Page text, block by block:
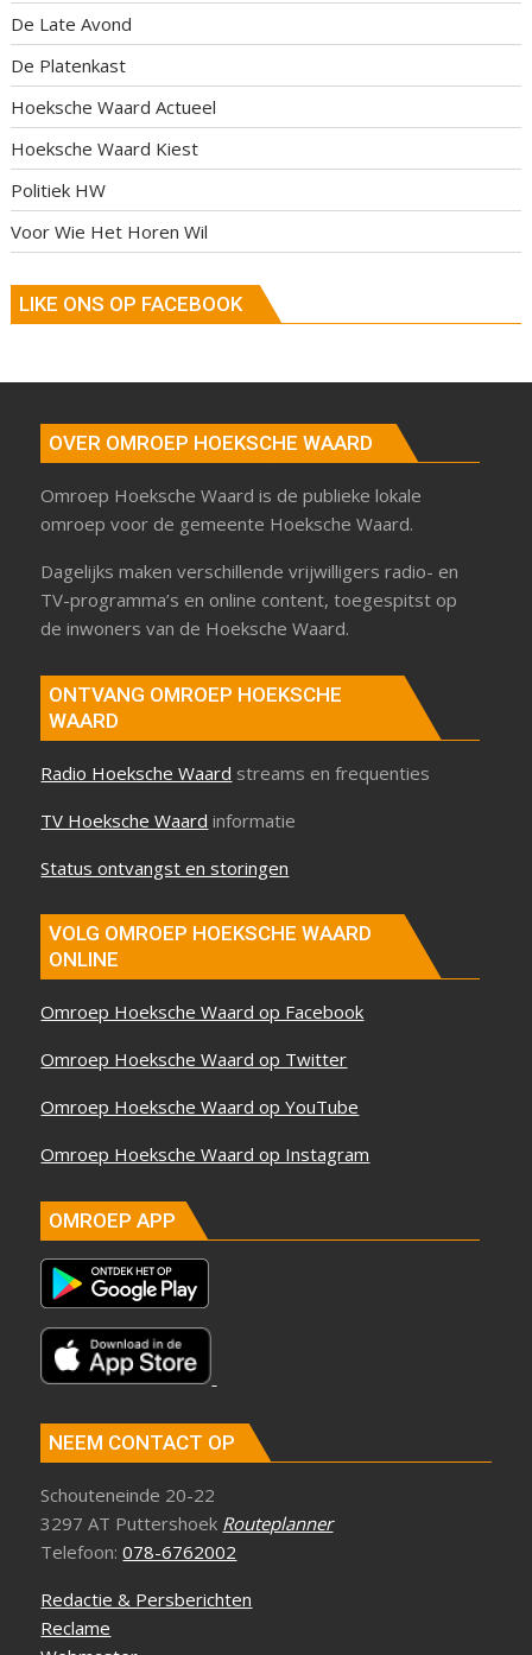
De Late Avond
De Platenkast
Hoeksche Waard Actueel
Hoeksche Waard Kiest
Politiek HW
Voor Wie Het Horen Wil
LIKE ONS OP FACEBOOK
OVER OMROEP HOEKSCHE WAARD
Omroep Hoeksche Waard is de publieke lokale
omroep voor de gemeente Hoeksche Waard.
Dagelijks maken verschillende vrijwilligers radio- en
TV-programma’s en online content, toegespitst op
de inwoners van de Hoeksche Waard.
ONTVANG OMROEP HOEKSCHE
WAARD
Radio Hoeksche Waard streams en frequenties
TV Hoeksche Waard informatie
Status ontvangst en storingen
VOLG OMROEP HOEKSCHE WAARD
ONLINE
Omroep Hoeksche Waard op Facebook
Omroep Hoeksche Waard op Twitter
Omroep Hoeksche Waard op YouTube
Omroep Hoeksche Waard op Instagram
OMROEP APP
NEEM CONTACT OP
Schouteneinde 20-22
3297 AT Puttershoek Routeplanner
Telefoon:078-6762002
Redactie & Persberichten
Reclame